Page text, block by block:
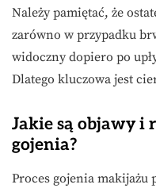
Należy pamiętać, że
zarówno w przypadku
widoczny dopiero po
Dlatego kluczowa jest
Jakie są objawy i
gojenia?
Proces gojenia makijażu